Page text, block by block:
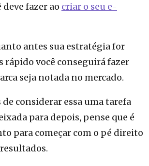
deve fazer ao criar o seu e-
antes sua estratégia for
rápido você conseguirá fazer
seja notada no mercado.
de considerar essa uma tarefa
para depois, pense que é
para começar com o pé direito